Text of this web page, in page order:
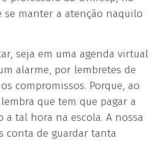
se manter a atenção naquilo
seja em uma agenda virtual
alarme, por lembretes de
compromissos. Porque, ao
que tem que pagar a
tal hora na escola. A nossa
conta de guardar tanta